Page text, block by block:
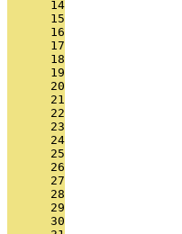
      14
      15
      16
      17
      18
      19
      20
      21
      22
      23
      24
      25
      26
      27
      28
      29
      30